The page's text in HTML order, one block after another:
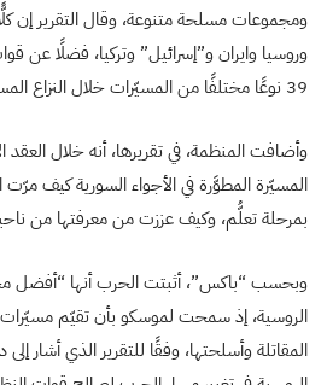
ومجموعات مسلحة متنوعة، وقال التقرير إن
وروسيا وايران و”إسرائيل” وتركيا، فضلًا عن
39 نوعًا مختلفًا من المسيّرات خلال النزاع المستمر منذ عام 2011.
وأضافت المنظمة، في تقريرها، أنه خلال العقد
المسيّرة المطوَّرة في الأجواء السورية كيف
بمرحلة تعلُّم، وكيف عززت من معرفتها من
وبحسب “باكس”، أثبتت الحرب أنها “أفضل
الروسية، إذ سمحت لموسكو بأن تقيّم مسيّرات
المقاتلة وأسلحتها، وفقًا للتقرير الذي أشار